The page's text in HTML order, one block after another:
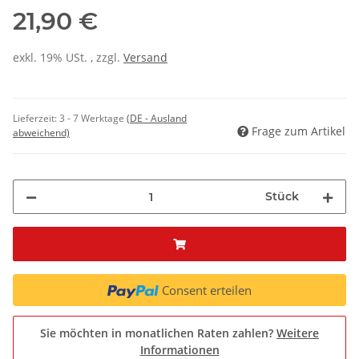
21,90 €
exkl. 19% USt. , zzgl. Versand
Lieferzeit:3 - 7 Werktage (DE - Ausland
abweichend)
Frage zum Artikel
Stück
Consent erteilen
Sie möchten in monatlichen Raten zahlen? Weitere
Informationen